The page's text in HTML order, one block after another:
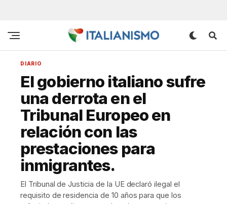
DIARIO
El gobierno italiano sufre
una derrota en el
Tribunal Europeo en
relación con las
prestaciones para
inmigrantes.
El Tribunal de Justicia de la UE declaró ilegal el
requisito de residencia de 10 años para que los